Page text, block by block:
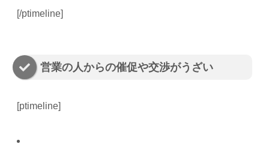
[/ptimeline]
営業の人からの催促や交渉がうざい
[ptimeline]